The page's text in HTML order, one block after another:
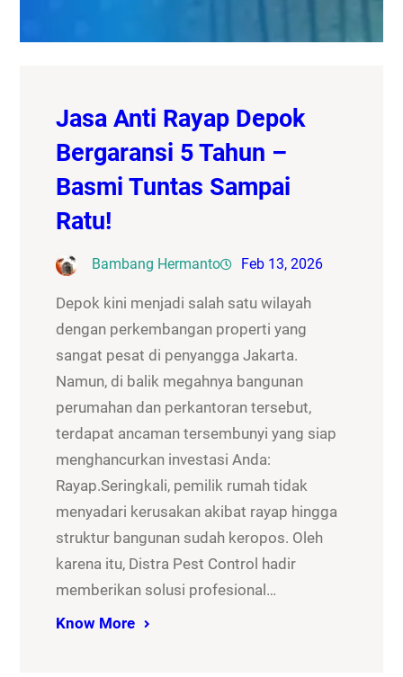
Jasa Anti Rayap Depok
Bergaransi 5 Tahun –
Basmi Tuntas Sampai
Ratu!
Bambang Hermanto Feb 13, 2026
Depok kini menjadi salah satu wilayah
dengan perkembangan properti yang
sangat pesat di penyangga Jakarta.
Namun, di balik megahnya bangunan
perumahan dan perkantoran tersebut,
terdapat ancaman tersembunyi yang siap
menghancurkan investasi Anda:
Rayap.Seringkali, pemilik rumah tidak
menyadari kerusakan akibat rayap hingga
struktur bangunan sudah keropos. Oleh
karena itu, Distra Pest Control hadir
memberikan solusi profesional…
Know More